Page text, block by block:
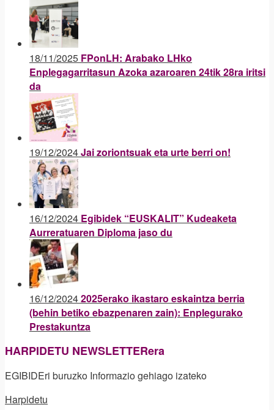
18/11/2025 FPonLH: Arabako LHko
Enplegagarritasun Azoka azaroaren 24tik 28ra iritsi
da
19/12/2024Jai zoriontsuak eta urte berri on!
16/12/2024 Egibidek “EUSKALIT” Kudeaketa
Aurreratuaren Diploma jaso du
16/12/20242025erako ikastaro eskaintza berria
(behin betiko ebazpenaren zain): Enplegurako
Prestakuntza
HARPIDETU NEWSLETTERera
EGIBIDEri buruzko Informazio gehiago izateko
Harpidetu